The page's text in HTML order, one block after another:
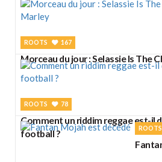
ROOTS 167
Morceau du jour : Selassie Is The
ROOTS 78
Comment un riddim reggae est-il
football ?
ROOTS